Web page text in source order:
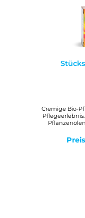
Cremige Bio-
Hautgefühl.Mit